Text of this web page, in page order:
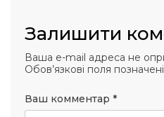
Залишити
Ваша e-mail адреса не
Обов’язкові поля позначені
Ваш комментар *